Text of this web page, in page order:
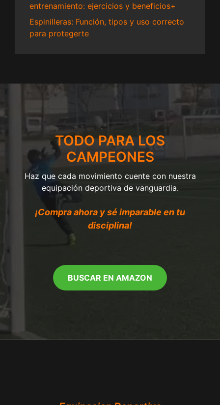
entrenamiento: ejercicios y beneficios+
Espinilleras: Función, tipos y uso correcto
para protegerte
TODO PARA LOS
CAMPEONES
Haz que cada movimiento cuente con nuestra
equipación deportiva de vanguardia.
¡Compra ahora y sé imparable en tu
disciplina!
BUSCAR EN AMAZON